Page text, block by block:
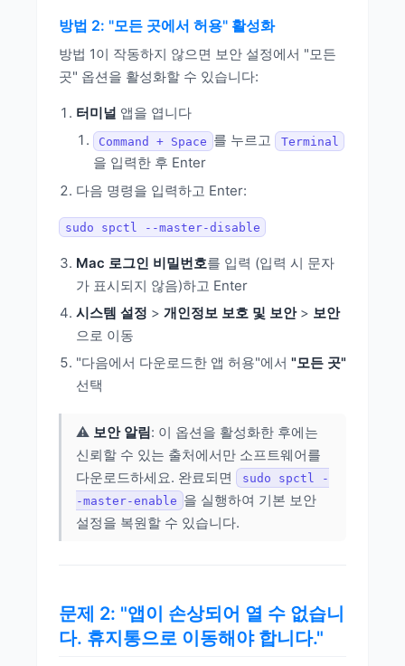
방법 2: "모든 곳에서 허용" 활성화
방법 1이 작동하지 않으면 보안 설정에서 "모든
곳" 옵션을 활성화할 수 있습니다:
터미널 앱을 엽니다
Command + Space 를 누르고 Terminal
을 입력한 후 Enter
다음 명령을 입력하고 Enter:
sudo spctl --master-disable
Mac 로그인 비밀번호를 입력 (입력 시 문자
가 표시되지 않음)하고 Enter
시스템 설정 > 개인정보 보호 및 보안> 보안
으로 이동
"다음에서 다운로드한 앱 허용"에서 "모든 곳"
선택
⚠️ 보안 알림: 이 옵션을 활성화한 후에는
신뢰할 수 있는 출처에서만 소프트웨어를
다운로드하세요. 완료되면
sudo spctl -
-master-enable 을 실행하여 기본 보안
설정을 복원할 수 있습니다.
문제 2: "앱이 손상되어 열 수 없습니
다. 휴지통으로 이동해야 합니다."